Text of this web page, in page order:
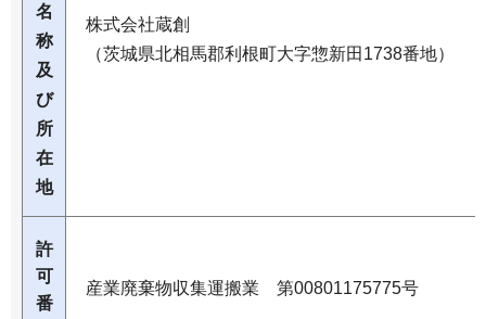
名
称
及
び
所
在
地
株式会社蔵創
（茨城県北相馬郡利根町大字惣新田1738番地）
許
可
番
産業廃棄物収集運搬業 第00801175775号